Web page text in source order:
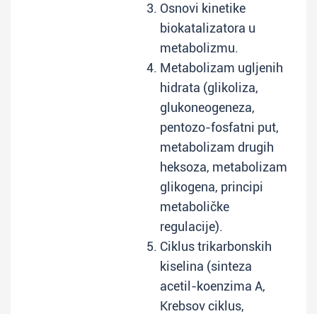
Osnovi kinetike
biokatalizatora u
metabolizmu.
Metabolizam ugljenih
hidrata (glikoliza,
glukoneogeneza,
pentozo-fosfatni put,
metabolizam drugih
heksoza, metabolizam
glikogena, principi
metaboličke
regulacije).
Ciklus trikarbonskih
kiselina (sinteza
acetil-koenzima A,
Krebsov ciklus,